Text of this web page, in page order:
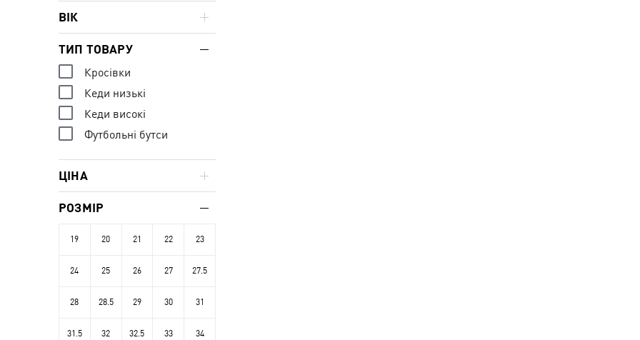
ВІК
ТИП ТОВАРУ
Кросівки
Кеди низькі
Кеди високі
Футбольні бутси
ЦІНА
РОЗМІР
19 20 21 22 23
24 25 26 27 27.5
28 28.5 29 30 31
31.5 32 32.5 33 34